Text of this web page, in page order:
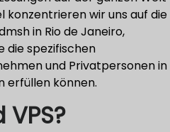
konzentrieren wir uns auf die
in Rio de Janeiro,
die spezifischen
und Privatpersonen in
erfüllen können.